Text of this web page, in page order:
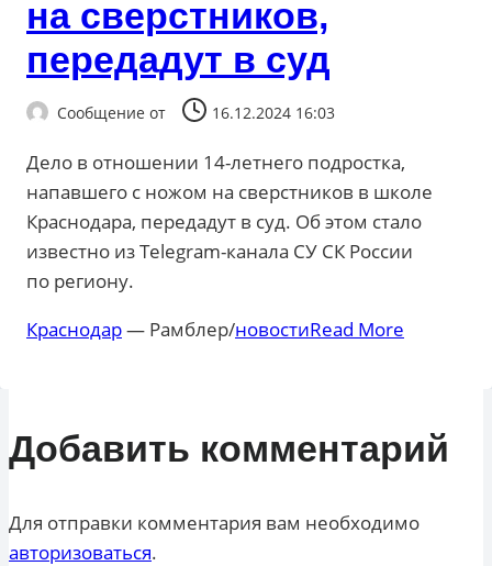
на сверстников,
передадут в суд
Сообщение от 16.12.2024 16:03
Дело в отношении 14-летнего подростка,
напавшего с ножом на сверстников в школе
Краснодара, передадут в суд. Об этом стало
известно из Telegram-канала СУ СК России
по региону.
Краснодар— Рамблер/новостиRead More
Добавить комментарий
Для отправки комментария вам необходимо
авторизоваться.